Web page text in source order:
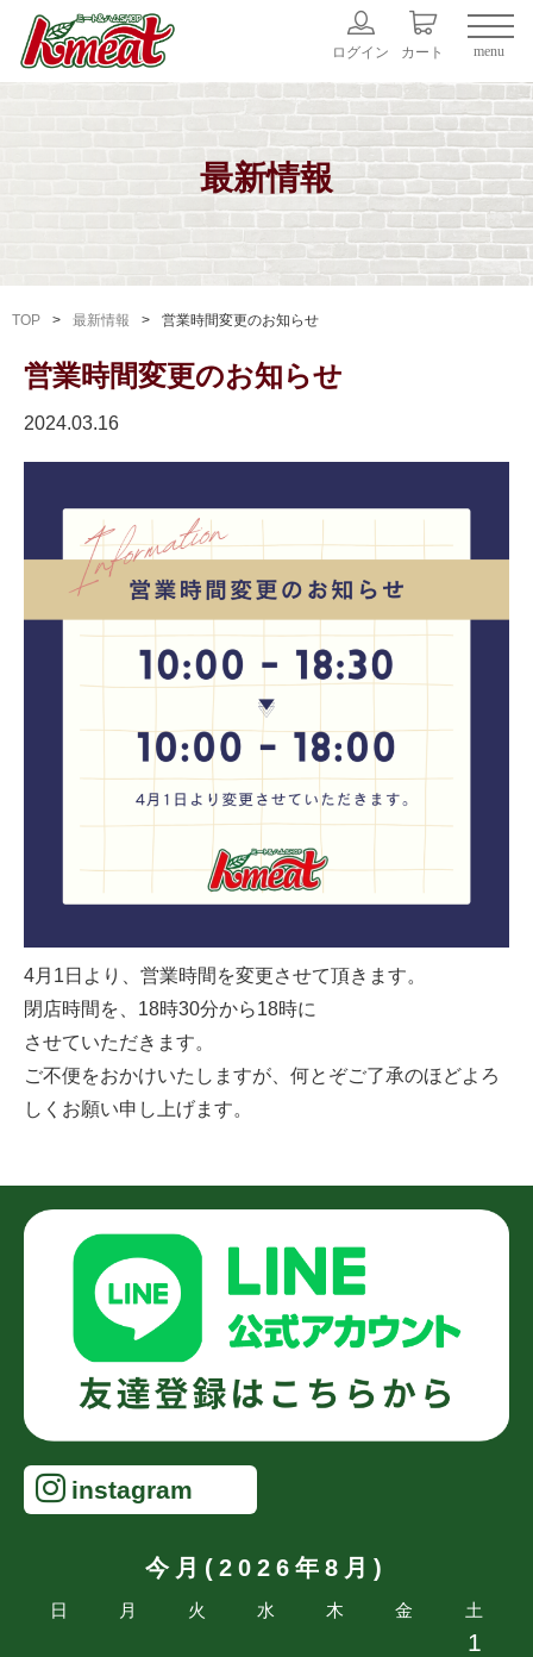
menu
ログイン カート
最新情報
TOP 最新情報 営業時間変更のお知らせ
営業時間変更のお知らせ
2024.03.16
4月1日より、営業時間を変更させて頂きます。
閉店時間を、18時30分から18時に
させていただきます。
ご不便をおかけいたしますが、何とぞご了承のほどよろ
しくお願い申し上げます。
instagram
今月(2026年8月)
日 月 火 水 木 金 土
1